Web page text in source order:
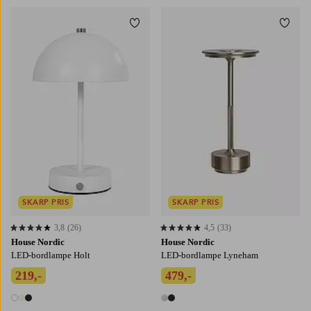
House Nordic
LED-bordlampe Holt
219,-
3 farver
3,8 baseret på 26 bedømmelser
3,8 (26)
SKARP PRIS
Tilføj til favoritter
House Nordic
LED-bordlampe Lyneham
479,-
2 farver
4,5 baseret på 33 bedømmelser
4,5 (33)
SKARP PRIS